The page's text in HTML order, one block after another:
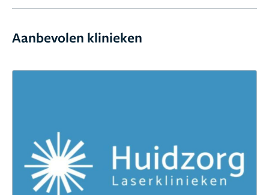
Aanbevolen klinieken